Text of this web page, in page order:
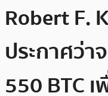
Robert F.
ประกาศว่า
550 BTC